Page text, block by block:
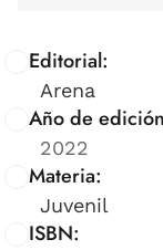
Editorial:
Arena
Año de
2022
Materia:
Juvenil
ISBN: